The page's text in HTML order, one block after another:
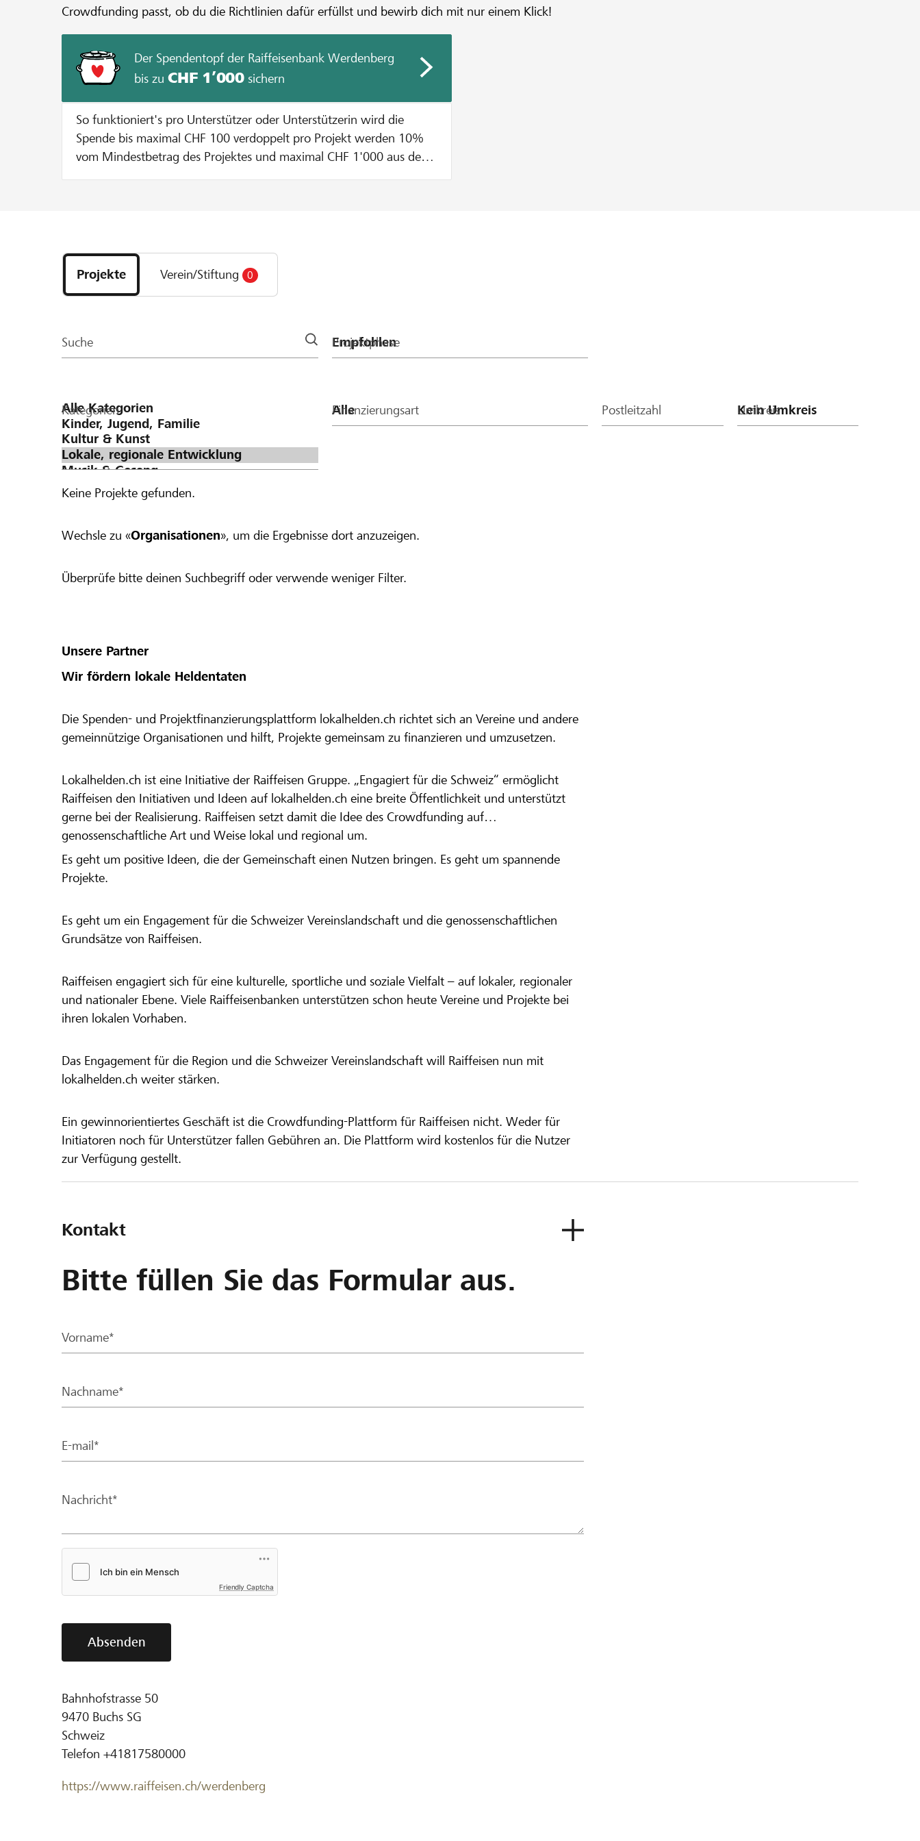
Crowdfunding passt, ob du die Richtlinien dafür erfüllst und bewirb dich mit nur einem Klick!
Der Spendentopf der Raiffeisenbank Werdenberg
bis zu CHF 1’000sichern
So funktioniert's pro Unterstützer oder Unterstützerin wird die
Spende bis maximal CHF 100 verdoppelt pro Projekt werden 10%
vom Mindestbetrag des Projektes und maximal CHF 1'000 aus dem
Projekte
und
Organisationen
Projekte Verein/Stiftung 0
Suche Projektphase
Kategorien Finanzierungsart Postleitzahl Umkreis
Keine Projekte gefunden.
Wechsle zu «Organisationen», um die Ergebnisse dort anzuzeigen.
Überprüfe bitte deinen Suchbegriff oder verwende weniger Filter.
Unsere Partner
Wir fördern lokale Heldentaten
Die Spenden- und Projektfinanzierungsplattform lokalhelden.ch richtet sich an Vereine und andere
gemeinnützige Organisationen und hilft, Projekte gemeinsam zu finanzieren und umzusetzen.
Lokalhelden.ch ist eine Initiative der Raiffeisen Gruppe. „Engagiert für die Schweiz“ ermöglicht
Raiffeisen den Initiativen und Ideen auf lokalhelden.ch eine breite Öffentlichkeit und unterstützt
gerne bei der Realisierung. Raiffeisen setzt damit die Idee des Crowdfunding auf
genossenschaftliche Art und Weise lokal und regional um.
Es geht um positive Ideen, die der Gemeinschaft einen Nutzen bringen. Es geht um spannende
Projekte.
Es geht um ein Engagement für die Schweizer Vereinslandschaft und die genossenschaftlichen
Grundsätze von Raiffeisen.
Raiffeisen engagiert sich für eine kulturelle, sportliche und soziale Vielfalt – auf lokaler, regionaler
und nationaler Ebene. Viele Raiffeisenbanken unterstützen schon heute Vereine und Projekte bei
ihren lokalen Vorhaben.
Das Engagement für die Region und die Schweizer Vereinslandschaft will Raiffeisen nun mit
lokalhelden.ch weiter stärken.
Ein gewinnorientiertes Geschäft ist die Crowdfunding-Plattform für Raiffeisen nicht. Weder für
Initiatoren noch für Unterstützer fallen Gebühren an. Die Plattform wird kostenlos für die Nutzer
zur Verfügung gestellt.
Kontakt
Bitte füllen Sie das Formular aus.
Vorname*
Nachname*
E-mail*
Nachricht*
Friendly Captcha
Absenden
Bahnhofstrasse 50
9470 Buchs SG
Schweiz
Telefon +41817580000
https://www.raiffeisen.ch/werdenberg